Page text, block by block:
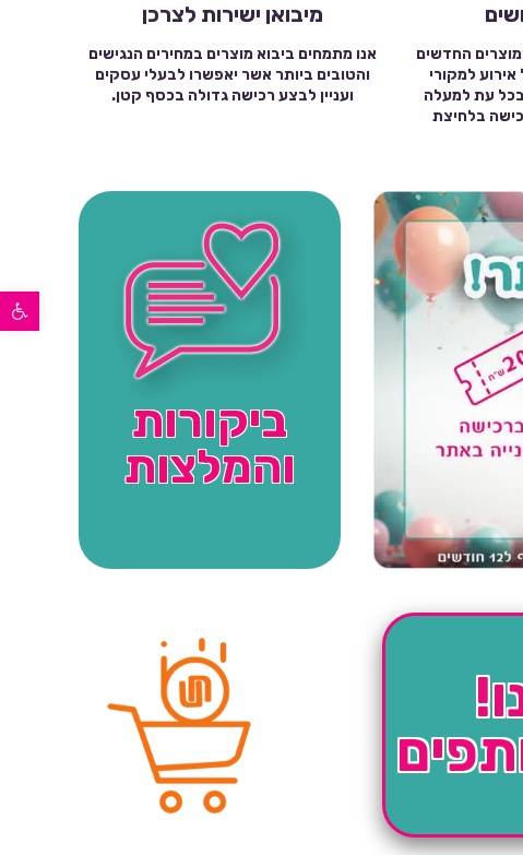
פתח סרגל נגישות
החדשים
אירוע למקורי
בכל עת למעלה
לרכישה בלחיצת
מיבואן ישירות לצרכן
אנו מתמחים ביבוא מוצרים במחירים הנגישים
והטובים ביותר אשר יאפשרו לבעלי עסקים
ועניין לבצע רכישה גדולה בכסף קטן.
ביקורות
והמלצות